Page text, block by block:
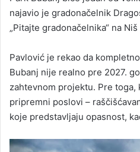
najavio je gradonačelnik
„Pitajte gradonačelnika“ na Niš
Pavlović je rekao da
Bubanj nije realno pre 2027.
zahtevnom projektu. Pre toga,
pripremni poslovi –
koje predstavljaju opasnost,